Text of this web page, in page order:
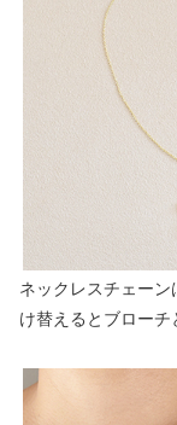
ネックレスチェー
け替えるとブローチ